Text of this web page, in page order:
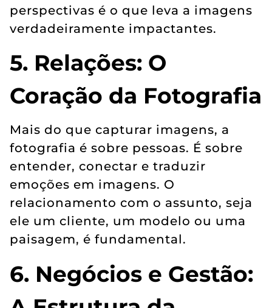
perspectivas é o que leva a imagens
verdadeiramente impactantes.
5. Relações: O
Coração da Fotografia
Mais do que capturar imagens, a
fotografia é sobre pessoas. É sobre
entender, conectar e traduzir
emoções em imagens. O
relacionamento com o assunto, seja
ele um cliente, um modelo ou uma
paisagem, é fundamental.
6. Negócios e Gestão: